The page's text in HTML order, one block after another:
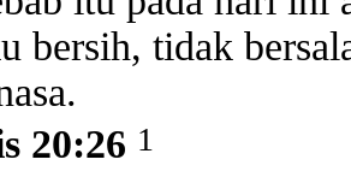
bersih, tidak
20:26 1